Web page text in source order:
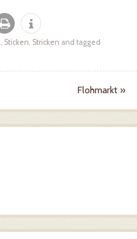
, Sticken, Stricken and tagged
Flohmarkt »